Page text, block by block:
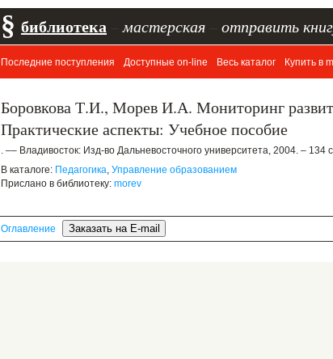
§ библиотека мастерская отправить
Последние поступления Доступные on-line Весь каталог Купить в
Боровкова Т.И., Морев И.А. Мониторинг
Практические аспекты: Учебное пособие
. –– Владивосток: Изд-во Дальневосточного университета, 2004. – 134
В каталоге: Педагогика, Управление образованием
Прислано в библиотеку: morev
Оглавление